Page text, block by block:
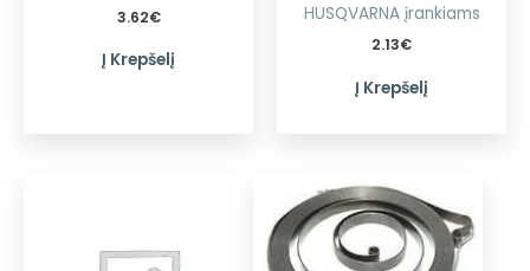
3.62€
Į Krepšelį
HUSQVARNA įrankiams
2.13€
Į Krepšelį